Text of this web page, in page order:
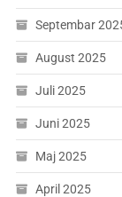
Septembar
August 2025
Juli 2025
Juni 2025
Maj 2025
April 2025